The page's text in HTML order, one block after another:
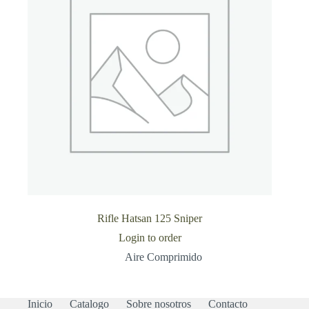
Rifle Hatsan 125 Sniper
Login to order
Aire Comprimido
Inicio Catalogo Sobre nosotros Contacto